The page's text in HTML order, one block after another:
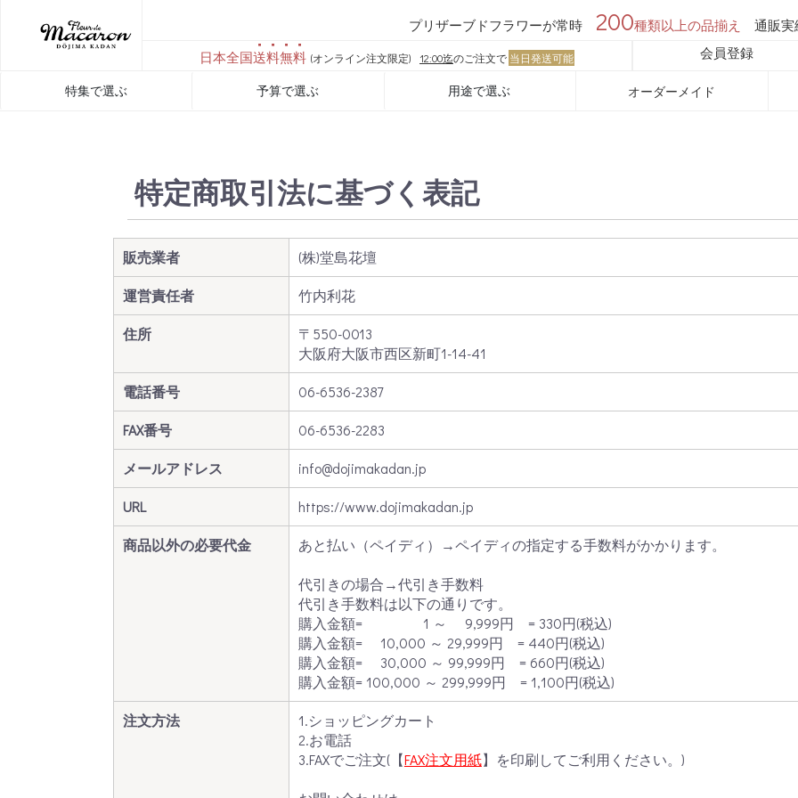
プリザーブドフラワーが常時 200種類以上の品揃え
通販実
日本全国送料無料 (オンライン注文限定) 12:00迄のご注文で 当日発送可能 会員登録
特集で選ぶ 予算で選ぶ 用途で選ぶ オーダーメイド
特定商取引法に基づく表記
販売業者 (株)堂島花壇
運営責任者 竹内利花
住所
〒550-0013
大阪府大阪市西区新町1-14-41
電話番号 06-6536-2387
FAX番号 06-6536-2283
メールアドレス info@dojimakadan.jp
URL https://www.dojimakadan.jp
商品以外の必要代金 あと払い（ペイディ）→ペイディの指定する手数料がかかります。
代引きの場合→代引き手数料
代引き手数料は以下の通りです。
購入金額= 1 ～ 9,999円 = 330円(税込)
購入金額=
10,000 ～ 29,999円 = 440円(税込)
購入金額=
30,000 ～ 99,999円 = 660円(税込)
購入金額= 100,000 ～ 299,999円 = 1,100円(税込)
注文方法
1.ショッピングカート
2.お電話
3.FAXでご注文(【FAX注文用紙】を印刷してご利用ください。)